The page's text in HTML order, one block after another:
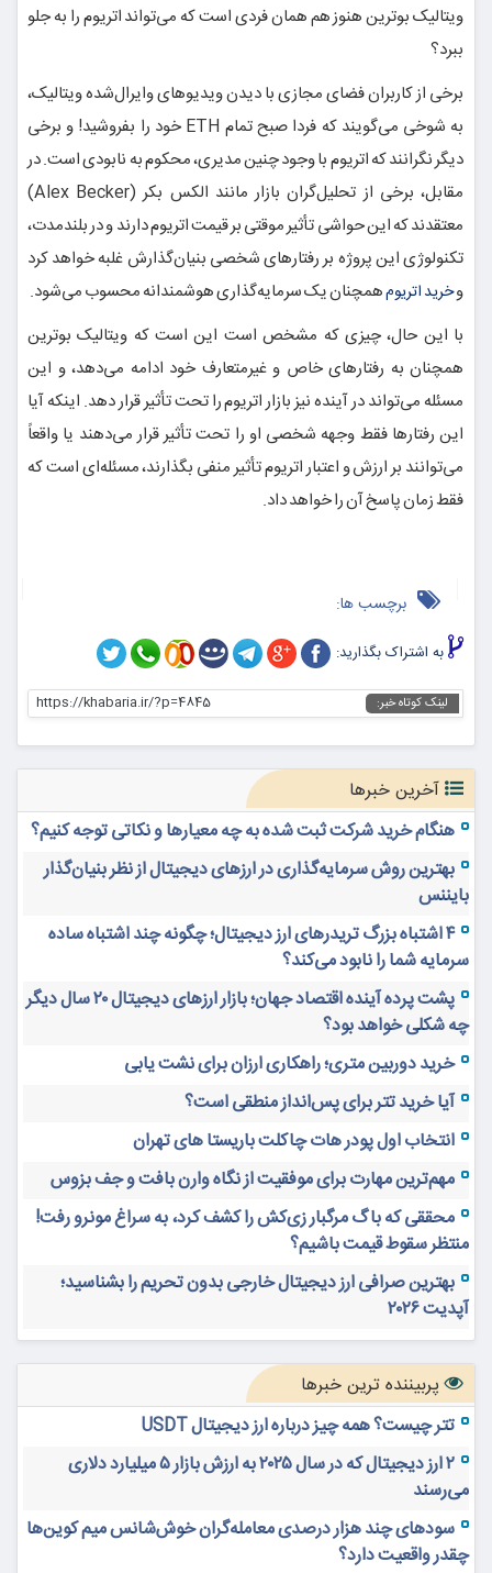
ویتالیک بوترین هنوز هم همان فردی است که می‌تواند اتریوم را به جلو
ببرد؟
برخی از کاربران فضای مجازی با دیدن ویدیوهای وایرال‌شده ویتالیک،
به شوخی می‌گویند که فردا صبح تمام ETH خود را بفروشید! و برخی
دیگر نگرانند که اتریوم با وجود چنین مدیری، محکوم به نابودی است. در
مقابل، برخی از تحلیل‌گران بازار مانند الکس بکر (Alex Becker)
معتقدند که این حواشی تأثیر موقتی بر قیمت اتریوم دارند و در بلندمدت،
تکنولوژی این پروژه بر رفتارهای شخصی بنیان‌گذارش غلبه خواهد کرد
وخرید اتریومهمچنان یک سرمایه‌گذاری هوشمندانه محسوب می‌شود.
با این حال، چیزی که مشخص است این است که ویتالیک بوترین
همچنان به رفتارهای خاص و غیرمتعارف خود ادامه می‌دهد، و این
مسئله می‌تواند در آینده نیز بازار اتریوم را تحت تأثیر قرار دهد. اینکه آیا
این رفتارها فقط وجهه شخصی او را تحت تأثیر قرار می‌دهند یا واقعاً
می‌توانند بر ارزش و اعتبار اتریوم تأثیر منفی بگذارند، مسئله‌ای است که
فقط زمان پاسخ آن را خواهد داد.
برچسب ها:
به اشتراک بگذارید:
لینک کوتاه خبر: https://khabaria.ir/?p=4845
آخرین خبرها
هنگام خرید شرکت ثبت شده به چه معیارها و نکاتی توجه کنیم؟
بهترین روش سرمایه‌گذاری در ارزهای دیجیتال از نظر بنیان‌گذار
بایننس
۴ اشتباه بزرگ تریدرهای ارز دیجیتال؛ چگونه چند اشتباه ساده
سرمایه شما را نابود می‌کند؟
پشت پرده آینده اقتصاد جهان؛ بازار ارزهای دیجیتال ۲۰ سال دیگر
چه شکلی خواهد بود؟
خرید دوربین متری؛ راهکاری ارزان برای نشت یابی
آیا خرید تتر برای پس‌انداز منطقی است؟
انتخاب اول پودر هات چاکلت باریستا های تهران
مهم‌ترین مهارت برای موفقیت از نگاه وارن بافت و جف بزوس
محققی که باگ مرگبار زی‌کش را کشف کرد، به سراغ مونرو رفت!
منتظر سقوط قیمت باشیم؟
بهترین صرافی ارز دیجیتال خارجی بدون تحریم را بشناسید؛
آپدیت ۲۰۲۶
پربیننده ترین خبرها
تتر چیست؟ همه چیز درباره ارز دیجیتال USDT
۲ ارز دیجیتال که در سال ۲۰۲۵ به ارزش بازار ۵ میلیارد دلاری
می‌رسند
سودهای چند هزار درصدی معامله‌گران خوش‌شانس میم کوین‌ها
چقدر واقعیت دارد؟